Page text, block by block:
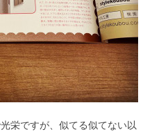
栄ですが、似てる似てない以